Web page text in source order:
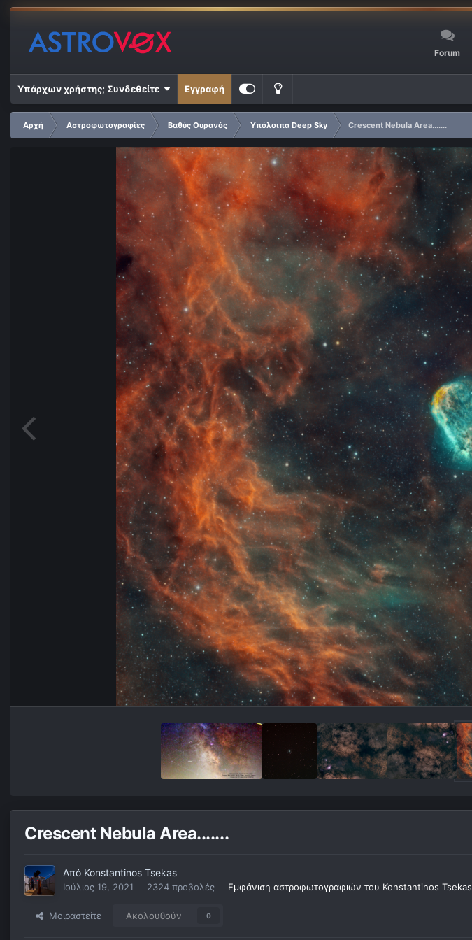
Forum
Υπάρχων χρήστης; Συνδεθείτε Εγγραφή
Αρχή Αστροφωτογραφίες Βαθύς Ουρανός Υπόλοιπα Deep Sky
Crescent Nebula Area.......
Crescent Nebula Area.......
Από Konstantinos Tsekas
Ιούλιος 19, 2021 2324 προβολές Εμφάνιση αστροφωτογραφιών του Konstantinos Tsekas
Μοιραστείτε Ακολουθούν 0